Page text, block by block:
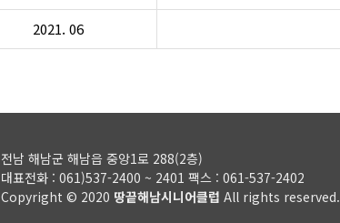
2021. 06
전남 해남군 해남읍 중앙1로 288(2층)
대표전화 : 061)537-2400 ~ 2401 팩스 : 061-537-2402
Copyright © 2020 땅끝해남시니어클럽 All rights reserved.